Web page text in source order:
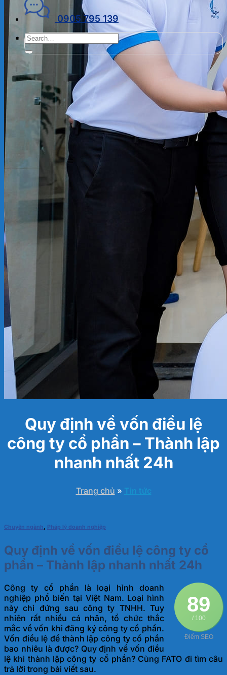
0905 795 139
Quy định về vốn điều lệ
công ty cổ phần – Thành lập
nhanh nhất 24h
Trang chủ » Tin tức
Chuyên ngành, Pháp lý doanh nghiệp
Quy định về vốn điều lệ công ty cổ
phần – Thành lập nhanh nhất 24h
89
/ 100
Điểm SEO
Công ty cổ phần là loại hình doanh
nghiệp phổ biến tại Việt Nam. Loại hình
này chỉ đứng sau công ty TNHH. Tuy
nhiên rất nhiều cá nhân, tổ chức thắc
mắc về vốn khi đăng ký công ty cổ phần.
Vốn điều lệ để thành lập công ty cổ phần
bao nhiêu là được? Quy định về vốn điều
lệ khi thành lập công ty cổ phần? Cùng FATO đi tìm câu
trả lời trong bài viết sau.